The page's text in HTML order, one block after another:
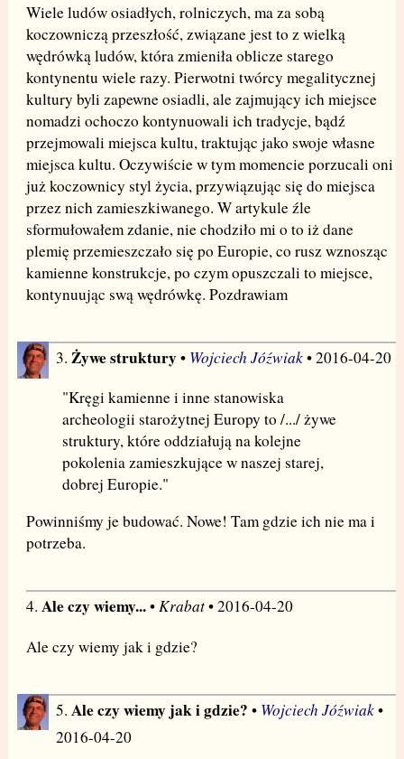
Wiele ludów osiadłych, rolniczych, ma za sobą
koczowniczą przeszłość, związane jest to z wielką
wędrówką ludów, która zmieniła oblicze starego
kontynentu wiele razy. Pierwotni twórcy megalitycznej
kultury byli zapewne osiadli, ale zajmujący ich miejsce
nomadzi ochoczo kontynuowali ich tradycje, bądź
przejmowali miejsca kultu, traktując jako swoje własne
miejsca kultu. Oczywiście w tym momencie porzucali oni
już koczownicy styl życia, przywiązując się do miejsca
przez nich zamieszkiwanego. W artykule źle
sformułowałem zdanie, nie chodziło mi o to iż dane
plemię przemieszczało się po Europie, co rusz wznosząc
kamienne konstrukcje, po czym opuszczali to miejsce,
kontynuując swą wędrówkę. Pozdrawiam
3. Żywe struktury• Wojciech Jóźwiak• 2016-04-20
"Kręgi kamienne i inne stanowiska
archeologii starożytnej Europy to /.../ żywe
struktury, które oddziałują na kolejne
pokolenia zamieszkujące w naszej starej,
dobrej Europie."
Powinniśmy je budować. Nowe! Tam gdzie ich nie ma i
potrzeba.
4. Ale czy wiemy...•Krabat• 2016-04-20
Ale czy wiemy jak i gdzie?
5. Ale czy wiemy jak i gdzie? • Wojciech Jóźwiak•
2016-04-20